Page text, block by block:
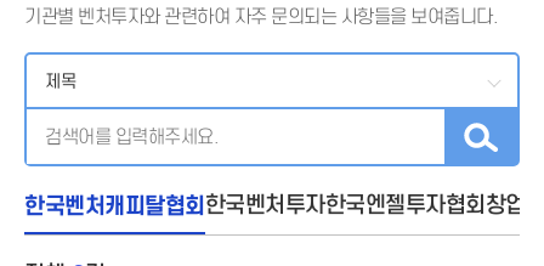
기관별 벤처투자와 관련하여 자주 문의되는 사항들을 보여줍니다.
한국벤처캐피탈협회한국벤처투자한국엔젤투자협회 창업